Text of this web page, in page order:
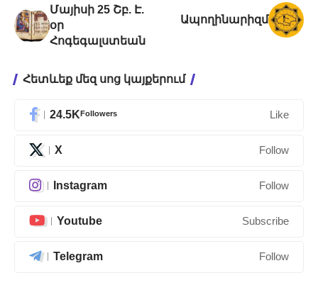
Մայիսի 25 Շբ. Է.
օր
Հոգեգալստեան
Ապողինարիզմ
Հետևեք մեզ սոց կայքերում
24.5KFollowers Like
X Follow
Instagram Follow
Youtube Subscribe
Telegram Follow